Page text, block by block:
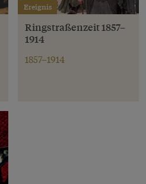
Ereignis
Ringstraßenzeit 1857–
1914
1857–1914